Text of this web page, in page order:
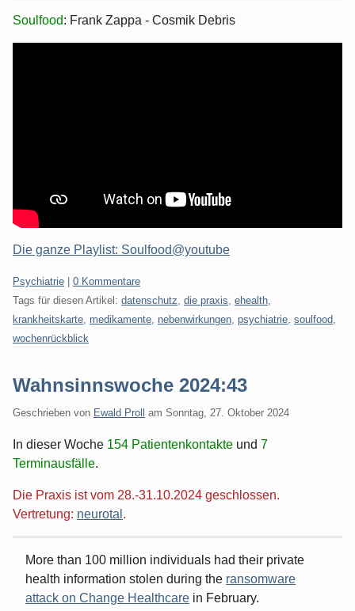
Soulfood: Frank Zappa - Cosmik Debris
Die ganze Playlist: Soulfood@youtube
Kategorien:
Psychiatrie
0 Kommentare
Tags für diesen Artikel: datenschutz die praxis ehealth
krankheitskarte medikamente nebenwirkungen psychiatrie soulfood
wochenrückblick
Wahnsinnswoche 2024:43
Geschrieben von Ewald Proll am Sonntag, 27. Oktober 2024
In dieser Woche 154 Patientenkontakte und 7
Terminausfälle.
Die Praxis ist vom 28.-31.10.2024 geschlossen.
Vertretung: neurotal .
More than 100 million individuals had their private
health information stolen during the ransomware
attack on Change Healthcare in February.